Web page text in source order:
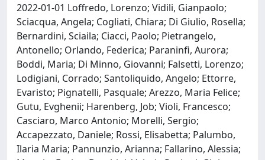
2022-01-01 Loffredo, Lorenzo; Vidili, Gianpaolo;
Sciacqua, Angela; Cogliati, Chiara; Di Giulio, Rosella;
Bernardini, Sciaila; Ciacci, Paolo; Pietrangelo,
Antonello; Orlando, Federica; Paraninfi, Aurora;
Boddi, Maria; Di Minno, Giovanni; Falsetti, Lorenzo;
Lodigiani, Corrado; Santoliquido, Angelo; Ettorre,
Evaristo; Pignatelli, Pasquale; Arezzo, Maria Felice;
Gutu, Evghenii; Harenberg, Job; Violi, Francesco;
Casciaro, Marco Antonio; Morelli, Sergio;
Accapezzato, Daniele; Rossi, Elisabetta; Palumbo,
Ilaria Maria; Pannunzio, Arianna; Fallarino, Alessia;